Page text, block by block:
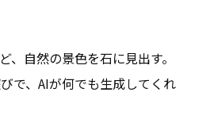
自然の景色を石に見出す。
で、AIが何でも生成してくれ